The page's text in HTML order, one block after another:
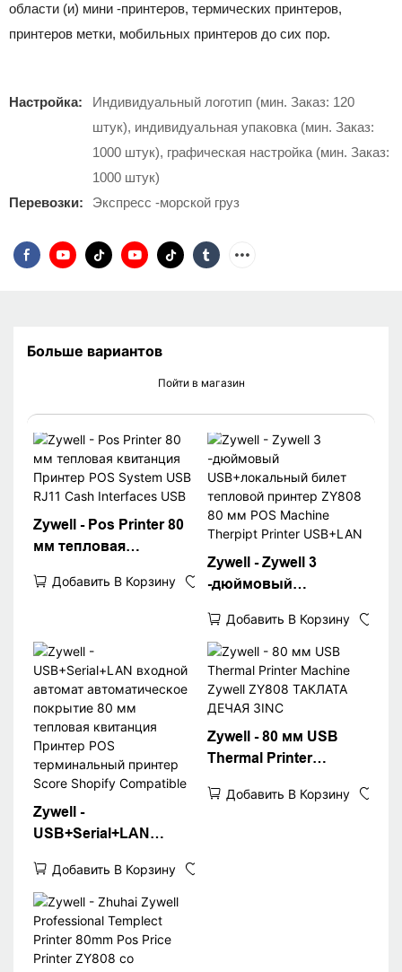
области (и) мини -принтеров, термических принтеров,
принтеров метки, мобильных принтеров до сих пор.
Настройка:
Индивидуальный логотип (мин. Заказ: 120
штук), индивидуальная упаковка (мин. Заказ:
1000 штук), графическая настройка (мин. Заказ:
1000 штук)
Перевозки:
Экспресс -морской груз
Больше вариантов
Пойти в магазин
Zywell - Pos Printer 80
мм тепловая
POS System USB RJ11
Добавить В Корзину
Zywell - Zywell 3
-дюймовый
билет тепловой
принтер ZY808 80 мм
POS Machine Therpipt
Printer USB+LAN
Добавить В Корзину
Zywell -
USB+Serial+LAN
автоматическое
покрытие 80 мм
тепловая квитанция
Принтер POS
терминальный
Добавить В Корзину
Zywell - 80 мм USB
Thermal Printer
ТАКЛАТА ДЕЧАЯ 3INC
Добавить В Корзину